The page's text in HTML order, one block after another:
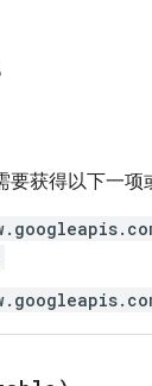
要获得以下一项